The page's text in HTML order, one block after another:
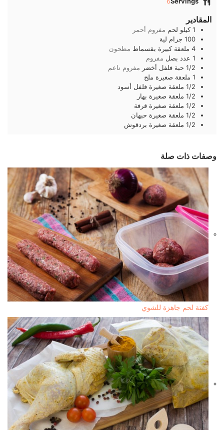
المقادير
1 كيلو لحم مفروم أحمر
100 جرام لية
4 ملعقة كبيرة بقسماط مطحون
1 عدد بصل مفروم
1/2 حبة فلفل أخضر مفروم ناعم
1 ملعقة صغيرة ملح
1/2 ملعقة صغيرة فلفل أسود
1/2 ملعقة صغيرة بهار
1/2 ملعقة صغيرة قرفة
1/2 ملعقة صغيرة حبهان
1/2 ملعقة صغيرة بردقوش
وصفات ذات صلة
كفتة لحم جاهزة للشوي